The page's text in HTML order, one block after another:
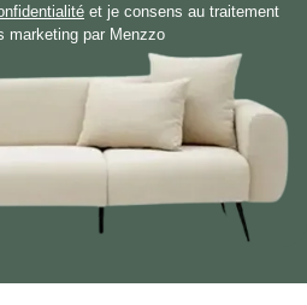
et je consens au traitement
marketing par Menzzo